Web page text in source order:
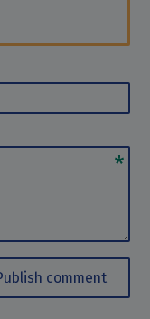
comment